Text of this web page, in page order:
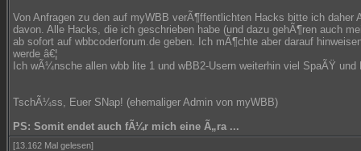
Von Anfragen zu den auf myWBB verÃ¶ffentlichten Hacks bitte ich daher
davon. Alle Hacks, die ich geschrieben habe (und dazu gehÃ¶ren auch
ab sofort auf wbbcoderforum.de geben. Ich mÃ¶chte aber darauf
werde â€¦
Ich wÃ¼nsche allen wbb lite 1 und wBB2-Usern weiterhin viel SpaÃŸ und
TschÃ¼ss, Euer SNap! (ehemaliger Admin von myWBB)
PS: Somit endet auch fÃ¼r mich eine Ã„ra ...
[13.162 Mal gelesen]